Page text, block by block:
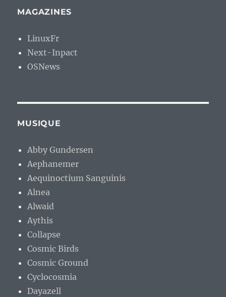
MAGAZINES
LinuxFr
Next-Inpact
OSNews
MUSIQUE
Abby Gundersen
Aephanemer
Aequinoctium Sanguinis
Alnea
Alwaid
Aythis
Collapse
Cosmic Birds
Cosmic Ground
Cyclocosmia
Dayazell